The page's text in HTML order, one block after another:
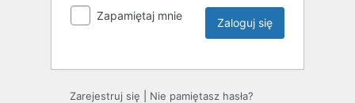
Zapamiętaj mnie
Zarejestruj się Nie pamiętasz hasła?